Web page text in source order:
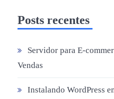
Posts recentes
Servidor para E-
Vendas
Instalando WordPress